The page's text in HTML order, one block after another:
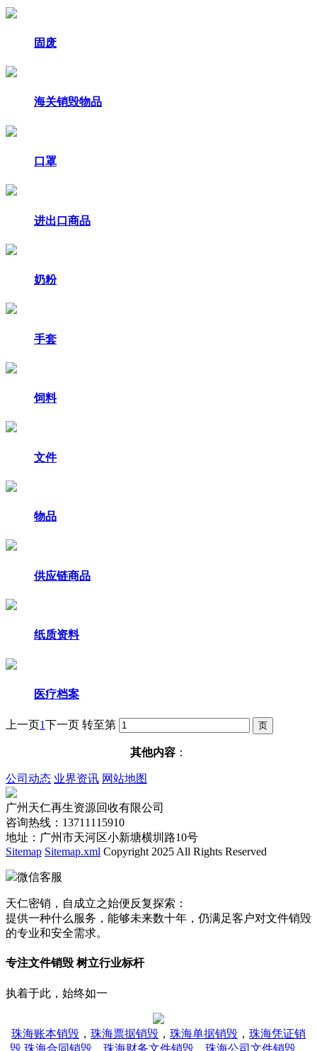
固废
海关销毁物品
口罩
进出口商品
奶粉
手套
饲料
文件
物品
供应链商品
纸质资料
医疗档案
上一页1下一页 转至第
其他内容 ：
公司动态 业界资讯 网站地图
广州天仁再生资源回收有限公司
咨询热线：13711115910
地址：广州市天河区小新塘横圳路10号
Sitemap Sitemap.xml Copyright 2025 All Rights Reserved
微信客服
天仁密销，自成立之始便反复探索：
提供一种什么服务，能够未来数十年，仍满足客户对文件销毁
的专业和安全需求。
专注文件销毁 树立行业标杆
执着于此，始终如一
珠海账本销毁 ， 珠海票据销毁 ， 珠海单据销毁 ， 珠海凭证销
毁 珠海合同销毁 珠海财务文件销毁 珠海公司文件销毁